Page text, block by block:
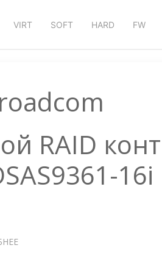
VIRT SOFT HARD FW
RAID
16i